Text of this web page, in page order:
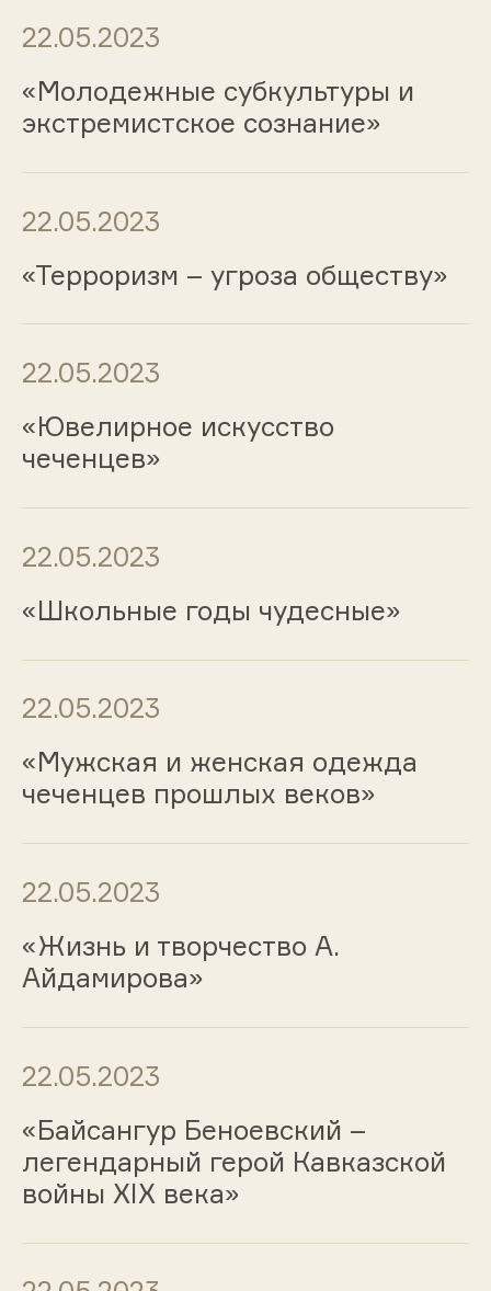
22.05.2023
«Молодежные субкультуры и
экстремистское сознание»
22.05.2023
«Терроризм – угроза обществу»
22.05.2023
«Ювелирное искусство
чеченцев»
22.05.2023
«Школьные годы чудесные»
22.05.2023
«Мужская и женская одежда
чеченцев прошлых веков»
22.05.2023
«Жизнь и творчество А.
Айдамирова»
22.05.2023
«Байсангур Беноевский –
легендарный герой Кавказской
войны XIX века»